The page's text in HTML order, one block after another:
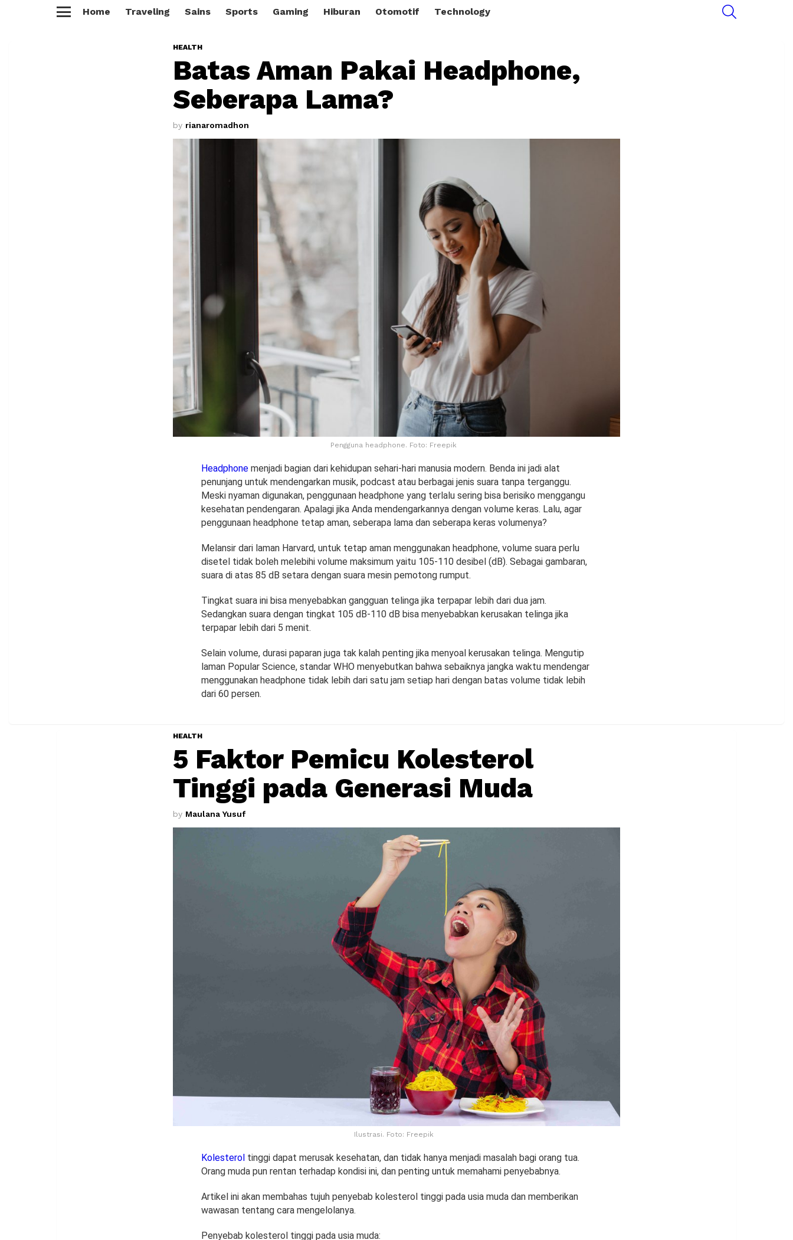
Home Traveling Sains Sports Gaming Hiburan Otomotif Technology
HEALTH
Batas Aman Pakai Headphone,
Seberapa Lama?
by rianaromadhon
Pengguna headphone. Foto: Freepik
Headphone menjadi bagian dari kehidupan sehari-hari manusia modern. Benda ini jadi alat
penunjang untuk mendengarkan musik, podcast atau berbagai jenis suara tanpa terganggu.
Meski nyaman digunakan, penggunaan headphone yang terlalu sering bisa berisiko menggangu
kesehatan pendengaran. Apalagi jika Anda mendengarkannya dengan volume keras. Lalu, agar
penggunaan headphone tetap aman, seberapa lama dan seberapa keras volumenya?
Melansir dari laman Harvard, untuk tetap aman menggunakan headphone, volume suara perlu
disetel tidak boleh melebihi volume maksimum yaitu 105-110 desibel (dB). Sebagai gambaran,
suara di atas 85 dB setara dengan suara mesin pemotong rumput.
Tingkat suara ini bisa menyebabkan gangguan telinga jika terpapar lebih dari dua jam.
Sedangkan suara dengan tingkat 105 dB-110 dB bisa menyebabkan kerusakan telinga jika
terpapar lebih dari 5 menit.
Selain volume, durasi paparan juga tak kalah penting jika menyoal kerusakan telinga. Mengutip
laman Popular Science, standar WHO menyebutkan bahwa sebaiknya jangka waktu mendengar
menggunakan headphone tidak lebih dari satu jam setiap hari dengan batas volume tidak lebih
dari 60 persen.
HEALTH
5 Faktor Pemicu Kolesterol
Tinggi pada Generasi Muda
by Maulana Yusuf
Ilustrasi. Foto: Freepik
Kolesterol tinggi dapat merusak kesehatan, dan tidak hanya menjadi masalah bagi orang tua.
Orang muda pun rentan terhadap kondisi ini, dan penting untuk memahami penyebabnya.
Artikel ini akan membahas tujuh penyebab kolesterol tinggi pada usia muda dan memberikan
wawasan tentang cara mengelolanya.
Penyebab kolesterol tinggi pada usia muda: